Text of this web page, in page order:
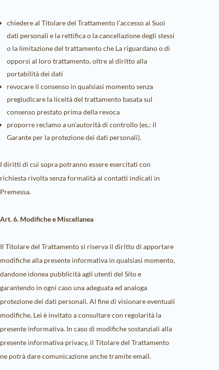
chiedere al Titolare del Trattamento l’accesso ai Suoi
dati personali e la rettifica o la cancellazione degli stessi
o la limitazione del trattamento che La riguardano o di
opporsi al loro trattamento, oltre al diritto alla
portabilità dei dati
revocare il consenso in qualsiasi momento senza
pregiudicare la liceità del trattamento basata sul
consenso prestato prima della revoca
proporre reclamo a un’autorità di controllo (es.: il
Garante per la protezione dei dati personali).
I diritti di cui sopra potranno essere esercitati con
richiesta rivolta senza formalità ai contatti indicati in
Premessa.
Art. 6. Modifiche e Miscellanea
Il Titolare del Trattamento si riserva il diritto di apportare
modifiche alla presente informativa in qualsiasi momento,
dandone idonea pubblicità agli utenti del Sito e
garantendo in ogni caso una adeguata ed analoga
protezione dei dati personali. Al fine di visionare eventuali
modifiche, Lei è invitato a consultare con regolarità la
presente informativa. In caso di modifiche sostanziali alla
presente informativa privacy, il Titolare del Trattamento
ne potrà dare comunicazione anche tramite email.